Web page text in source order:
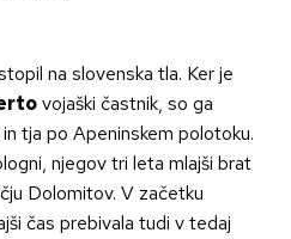
na slovenska tla. Ker je
vojaški častnik, so ga
tja po Apeninskem polotoku.
njegov tri leta mlajši brat
Dolomitov. V začetku
čas prebivala tudi v tedaj